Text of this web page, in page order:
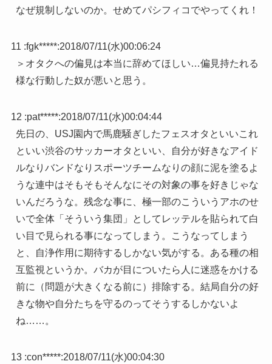
なぜ規制しないのか。せめてパシフィコでやってくれ！
11 :fgk*****:2018/07/11(水)00:06:24
＞オタクへの偏見は本当に辞めてほしい…偏見持たれる
様な行動した奴が悪いと思う。
12 :pat*****:2018/07/11(水)00:04:44
先日の、USJ園内で馬鹿騒ぎしたフェスオタといいこれ
といい渋谷のサッカーオタといい、自分が好きなアイド
ルなりバンドなりスポーツチームなりの顔に泥を塗るよ
うな連中はそもそもそんなにその対象の事を好きじゃな
いんだろうな。残念な事に、極一部のこういうアホのせ
いで全体「そういう集団」としてレッテルを貼られて白
い目で見られる事になってしまう。こうなってしまう
と、自浄作用に期待するしかない気がする。ある種の相
互監視というか。バカが目についたら人に迷惑をかける
前に（問題が大きくなる前に）排除する。結局自分の好
きな物や自分たちを守るのってそうするしかないよ
ね……。
13 :con*****:2018/07/11(水)00:04:30